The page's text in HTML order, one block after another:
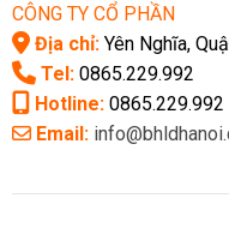
CÔNG TY CỔ PHẦN
Địa chỉ:Yên Nghĩa,
Tel:0865.229.992
Hotline:0865.229.992
Email: